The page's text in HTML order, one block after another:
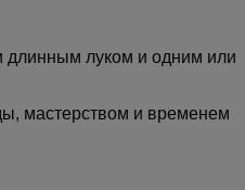
длинным луком и одним или
мастерством и временем